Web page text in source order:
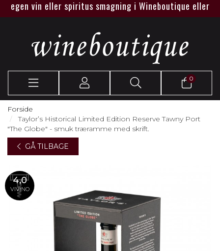
vin eller spiritus smagning i Wineboutique eller hos jer.
0
Forside
Taylor’s Historical Limited Edition Reserve Tawny Port
"The Globe" - smuk træramme med skrift.
GÅ TILBAGE
4,0
VIVINO